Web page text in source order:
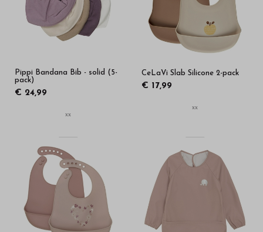
Pippi Bandana Bib - solid (5-
pack)
€ 24,99
xx
CeLaVi Slab Silicone 2-pack
€ 17,99
xx